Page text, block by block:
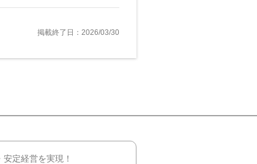
掲載終了日：2026/03/30
定経営を実現！